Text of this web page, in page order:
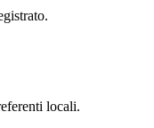
locali.